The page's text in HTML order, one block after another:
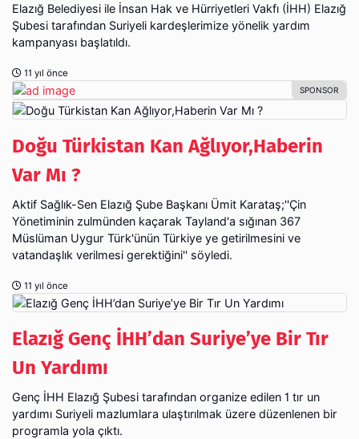
Elazığ Belediyesi ile İnsan Hak ve Hürriyetleri Vakfı (İHH) Elazığ
Şubesi tarafından Suriyeli kardeşlerimize yönelik yardım
kampanyası başlatıldı.
11 yıl önce
Doğu Türkistan Kan Ağlıyor,Haberin
Aktif Sağlık-Sen Elazığ Şube Başkanı Ümit Karataş;''Çin
Yönetiminin zulmünden kaçarak Tayland'a sığınan 367
Müslüman Uygur Türk'ünün Türkiye ye getirilmesini ve
vatandaşlık verilmesi gerektiğini'' söyledi.
11 yıl önce
Elazığ Genç İHH’dan Suriye’ye Bir Tır
Un Yardımı
Genç İHH Elazığ Şubesi tarafından organize edilen 1 tır un
yardımı Suriyeli mazlumlara ulaştırılmak üzere düzenlenen bir
programla yola çıktı.